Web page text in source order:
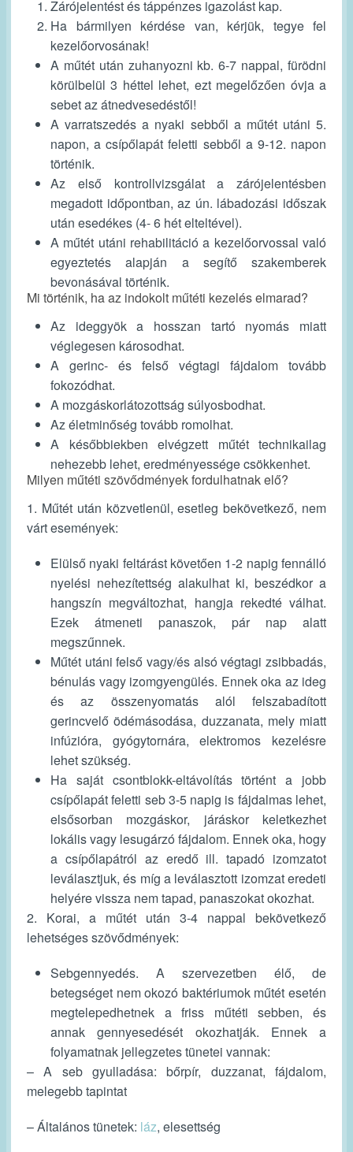
Zárójelentést és táppénzes igazolást kap.
Ha bármilyen kérdése van, kérjük, tegye fel
kezelőorvosának!
A műtét után zuhanyozni kb. 6-7 nappal, fürödni
körülbelül 3 héttel lehet, ezt megelőzően óvja a
sebet az átnedvesedéstől!
A varratszedés a nyaki sebből a műtét utáni 5.
napon, a csípőlapát feletti sebből a 9-12. napon
történik.
Az első kontrollvizsgálat a zárójelentésben
megadott időpontban, az ún. lábadozási időszak
után esedékes (4- 6 hét elteltével).
A műtét utáni rehabilitáció a kezelőorvossal való
egyeztetés alapján a segítő szakemberek
bevonásával történik.
Mi történik, ha az indokolt műtéti kezelés elmarad?
Az ideggyök a hosszan tartó nyomás miatt
véglegesen károsodhat.
A gerinc- és felső végtagi fájdalom tovább
fokozódhat.
A mozgáskorlátozottság súlyosbodhat.
Az életminőség tovább romolhat.
A későbbiekben elvégzett műtét technikailag
nehezebb lehet, eredményessége csökkenhet.
Milyen műtéti szövődmények fordulhatnak elő?
1. Műtét után közvetlenül, esetleg bekövetkező, nem
várt események:
Elülső nyaki feltárást követően 1-2 napig fennálló
nyelési nehezítettség alakulhat ki, beszédkor a
hangszín megváltozhat, hangja rekedté válhat.
Ezek átmeneti panaszok, pár nap alatt
megszűnnek.
Műtét utáni felső vagy/és alsó végtagi zsibbadás,
bénulás vagy izomgyengülés. Ennek oka az ideg
és az összenyomatás alól felszabadított
gerincvelő ödémásodása, duzzanata, mely miatt
infúzióra, gyógytornára, elektromos kezelésre
lehet szükség.
Ha saját csontblokk-eltávolítás történt a jobb
csípőlapát feletti seb 3-5 napig is fájdalmas lehet,
elsősorban mozgáskor, járáskor keletkezhet
lokális vagy lesugárzó fájdalom. Ennek oka, hogy
a csípőlapátról az eredő ill. tapadó izomzatot
leválasztjuk, és míg a leválasztott izomzat eredeti
helyére vissza nem tapad, panaszokat okozhat.
2. Korai, a műtét után 3-4 nappal bekövetkező
lehetséges szövődmények:
Sebgennyedés. A szervezetben élő, de
betegséget nem okozó baktériumok műtét esetén
megtelepedhetnek a friss műtéti sebben, és
annak gennyesedését okozhatják. Ennek a
folyamatnak jellegzetes tünetei vannak:
– A seb gyulladása: bőrpír, duzzanat, fájdalom,
melegebb tapintat
– Általános tünetek: láz, elesettség